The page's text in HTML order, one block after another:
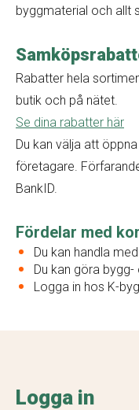
byggmaterial och allt
Rabatter hela
butik och på nätet.
Se dina rabatter här
Du kan välja att
företagare.
BankID.
Fördelar med
Du kan handla
Du kan göra
Logga in hos K-
Logga in